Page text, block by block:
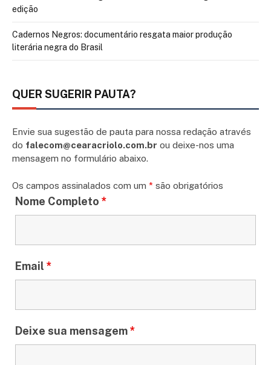
edição
Cadernos Negros: documentário resgata maior produção
literária negra do Brasil
QUER SUGERIR PAUTA?
Envie sua sugestão de pauta para nossa redação através
do falecom@cearacriolo.com.br ou deixe-nos uma
mensagem no formulário abaixo.
Os campos assinalados com um * são obrigatórios
Nome Completo *
Email *
Deixe sua mensagem*